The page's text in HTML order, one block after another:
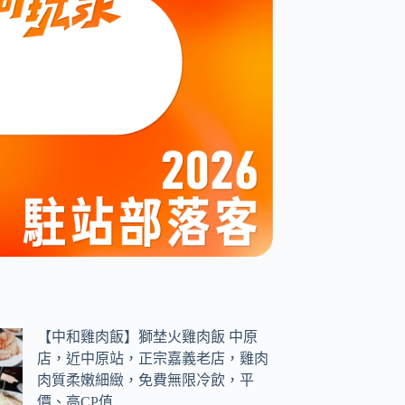
【中和雞肉飯】獅埜火雞肉飯 中原
店，近中原站，正宗嘉義老店，雞肉
肉質柔嫩細緻，免費無限冷飲，平
價、高CP值